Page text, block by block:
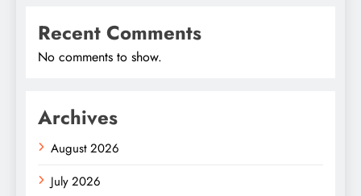
Recent Comments
No comments to show.
Archives
August 2026
July 2026